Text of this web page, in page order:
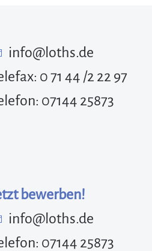
info@loths.de
0 71 44 /2 22 97
07144 25873
bewerben!
info@loths.de
07144 25873